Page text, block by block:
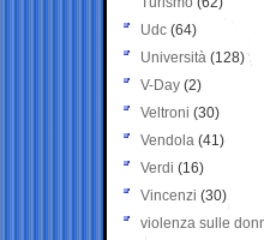
Udc (64)
Università (128)
V-Day (2)
Veltroni (30)
Vendola (41)
Verdi (16)
Vincenzi (30)
violenza sulle